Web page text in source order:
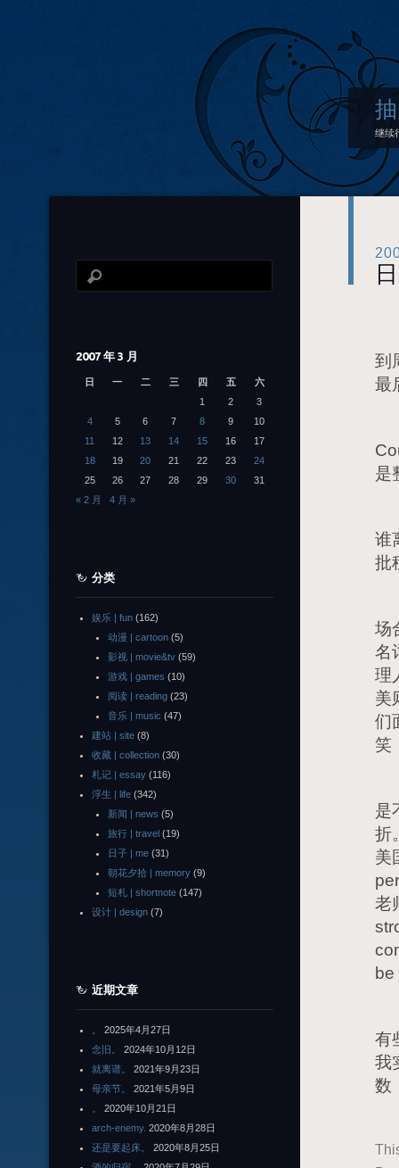
继续
到
最
是
谁
批
场
名
理
美
们
笑
是
折
美
老
有
我
数
2007 年 3 月
日 一 二 三 四 五
六
1
2
3
4
5 6 7 8 9
10
11
12 13 14 15 16
17
18
19 20 21 22 23
24
25
26 27 28 29 30
31
« 2 月
4 月 »
分类
娱乐 | fun (162)
动漫 | cartoon (5)
影视 | movie&tv (59)
游戏 | games (10)
阅读 | reading (23)
音乐 | music (47)
建站 | site (8)
收藏 | collection (30)
札记 | essay (116)
浮生 | life (342)
新闻 | news (5)
旅行 | travel (19)
日子 | me (31)
朝花夕拾 | memory (9)
短札 | shortnote (147)
设计 | design (7)
近期文章
2025年4月27日
念旧。
2024年10月12日
就离谱。
2021年9月23日
母亲节。
2021年5月9日
2020年10月21日
arch-enemy. 2020年8月28日
还是要起床。
2020年8月25日